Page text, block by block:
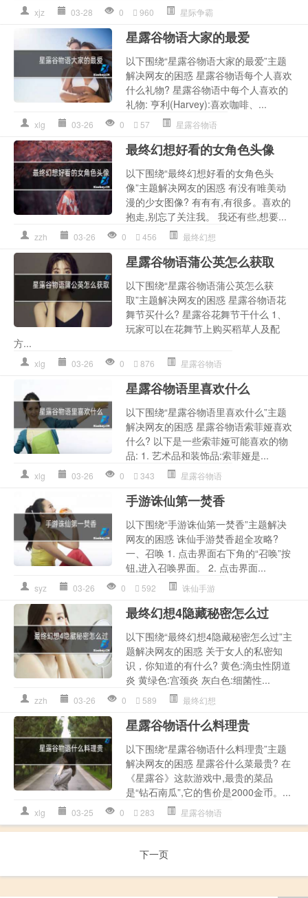
xjz 03-28 0 960 星际争霸
星露谷物语大家的最爱
以下围绕“星露谷物语大家的最爱”主题
解决网友的困惑 星露谷物语每个人喜欢
什么礼物? 星露谷物语中每个人喜欢的
礼物: 亨利(Harvey):喜欢咖啡、...
xlg 03-26 0 57 星露谷物语
最终幻想好看的女角色头像
以下围绕“最终幻想好看的女角色头
像”主题解决网友的困惑 有没有唯美动
漫的少女图像? 有有有,有很多。喜欢的
抱走,别忘了关注我。 我还有些,想要...
zzh 03-26 0 456 最终幻想
星露谷物语蒲公英怎么获取
以下围绕“星露谷物语蒲公英怎么获
取”主题解决网友的困惑 星露谷物语花
舞节买什么? 星露谷花舞节干什么 1、
玩家可以在花舞节上购买稻草人及配
方...
xlg 03-26 0 876 星露谷物语
星露谷物语里喜欢什么
以下围绕“星露谷物语里喜欢什么”主题
解决网友的困惑 星露谷物语索菲娅喜欢
什么? 以下是一些索菲娅可能喜欢的物
品: 1. 艺术品和装饰品:索菲娅是...
xlg 03-26 0 343 星露谷物语
手游诛仙第一焚香
以下围绕“手游诛仙第一焚香”主题解决
网友的困惑 诛仙手游焚香超全攻略?
一、召唤 1. 点击界面右下角的“召唤”按
钮,进入召唤界面。 2. 点击界面...
syz 03-26 0 592 诛仙手游
最终幻想4隐藏秘密怎么过
以下围绕“最终幻想4隐藏秘密怎么过”主
题解决网友的困惑 关于女人的私密知
识，你知道的有什么? 黄色:滴虫性阴道
炎 黄绿色:宫颈炎 灰白色:细菌性...
zzh 03-26 0 589 最终幻想
星露谷物语什么料理贵
以下围绕“星露谷物语什么料理贵”主题
解决网友的困惑 星露谷什么菜最贵? 在
《星露谷》这款游戏中,最贵的菜品
是“钻石南瓜”,它的售价是2000金币。...
xlg 03-25 0 283 星露谷物语
下一页